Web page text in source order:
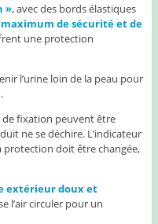
», avec des bords élastiques
maximum de sécurité et de
une protection
l’urine loin de la peau pour
.
de fixation peuvent être
ne se déchire. L’indicateur
protection doit être changée,
extérieur doux et
l’air circuler pour un